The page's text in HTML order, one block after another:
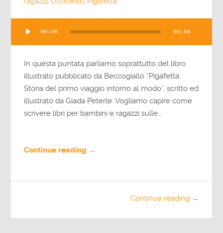
Player
00:00 00:00
In questa puntata parliamo soprattutto del libro
illustrato pubblicato da Beccogiallo “Pigafetta.
Storia del primo viaggio intorno al modo”, scritto ed
illustrato da Giada Peterle. Vogliamo capire come
scrivere libri per bambini e ragazzi sulle...
Continue reading →
Continue reading →